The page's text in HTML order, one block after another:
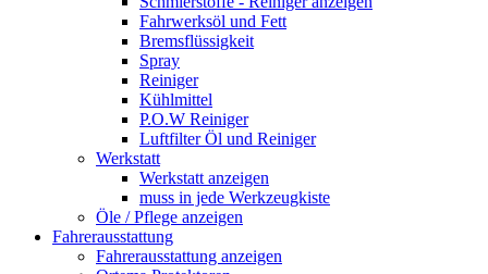
Fahrwerksöl und Fett
Bremsflüssigkeit
Spray
Reiniger
Kühlmittel
P.O.W Reiniger
Luftfilter Öl und Reiniger
Werkstatt
Werkstatt anzeigen
muss in jede Werkzeugkiste
Öle / Pflege anzeigen
Fahrerausstattung
Fahrerausstattung anzeigen